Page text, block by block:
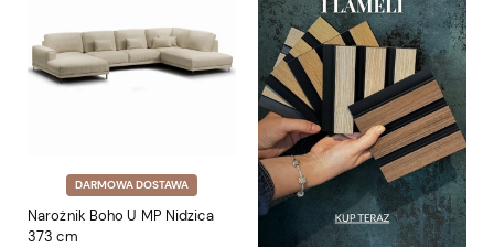
DARMOWA DOSTAWA
Narożnik Boho U MP Nidzica
373 cm